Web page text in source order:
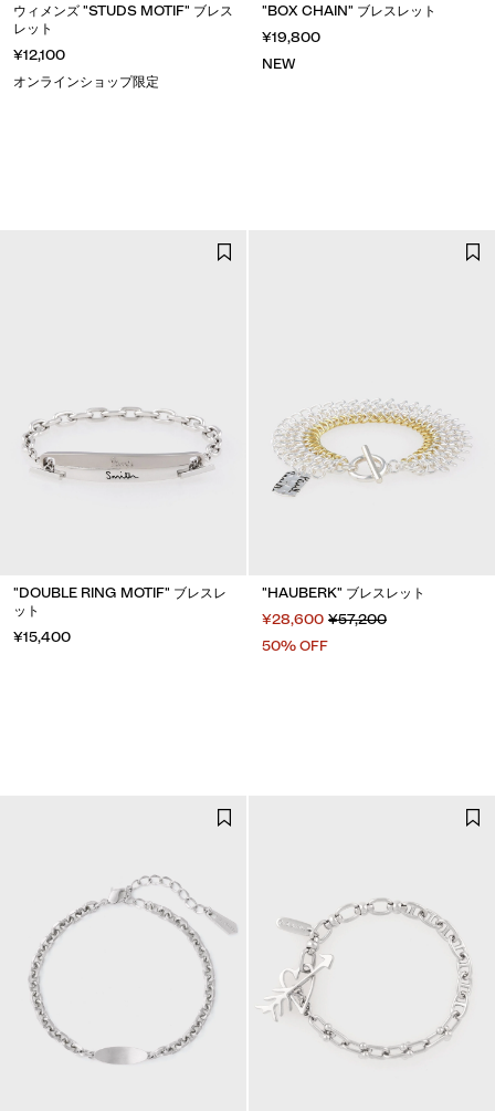
ウィメンズ "STUDS MOTIF" ブレス
レット
¥12,100
オンラインショップ限定
"BOX CHAIN" ブレスレット
¥19,800
NEW
"DOUBLE RING MOTIF" ブレスレ
ット
¥15,400
"HAUBERK" ブレスレット
¥28,600 ¥57,200
50% OFF